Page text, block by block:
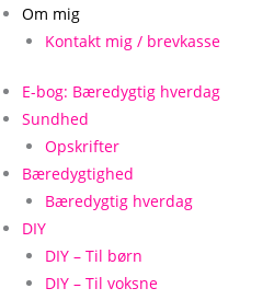
Om mig
Kontakt mig / brevkasse
E-bog: Bæredygtig hverdag
Sundhed
Opskrifter
Bæredygtighed
Bæredygtig hverdag
DIY
DIY – Til børn
DIY – Til voksne